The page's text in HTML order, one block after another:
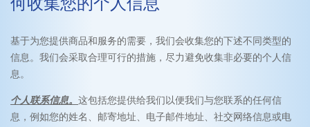
基于为您提供商品和服务的需要，我们会收集您的下述不同类型的
信息。我们会采取合理可行的措施，尽力避免收集非必要的个人信
息。
个人联系信息。 这包括您提供给我们以便我们与您联系的任何信
息，例如您的姓名、邮寄地址、电子邮件地址、社交网络信息或电